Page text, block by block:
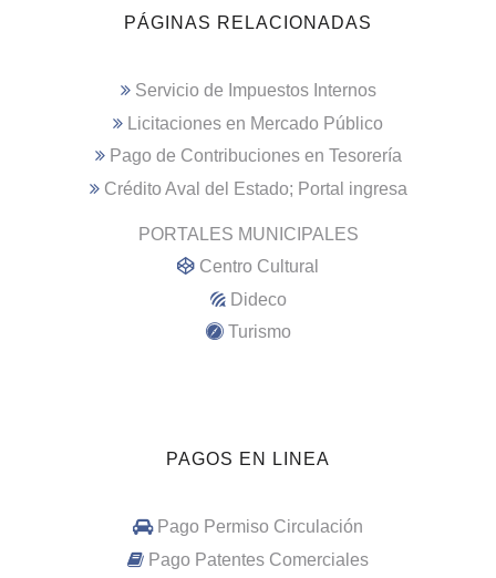
PÁGINAS RELACIONADAS
Servicio de Impuestos Internos
Licitaciones en Mercado Público
Pago de Contribuciones en Tesorería
Crédito Aval del Estado; Portal ingresa
PORTALES MUNICIPALES
Centro Cultural
Dideco
Turismo
PAGOS EN LINEA
Pago Permiso Circulación
Pago Patentes Comerciales